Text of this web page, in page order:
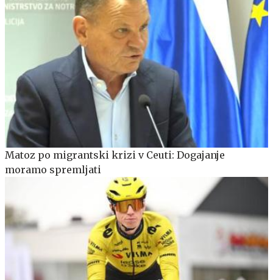
Matoz po migrantski krizi v Ceuti: Dogajanje
moramo spremljati